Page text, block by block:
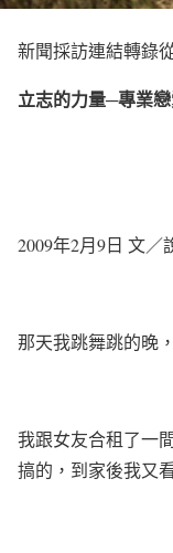
新聞採訪連結轉錄
立志的力量─專業
2009年2月9日 文
那天我跳舞跳的晚
我跟女友合租了一
搞的，到家後我又